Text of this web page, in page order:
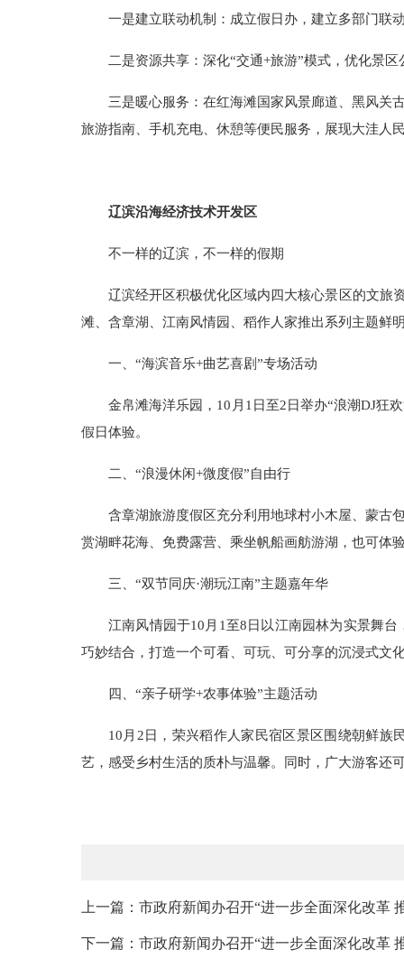
一是建立联动机制：成立假日办，建立多部门联
二是资源共享：深化“交通+旅游”模式，优化景
三是暖心服务：在红海滩国家风景廊道、黑风关
旅游指南、手机充电、休憩等便民服务，展现大洼人
辽滨沿海经济技术开发区
不一样的辽滨，不一样的假期
辽滨经开区积极优化区域内四大核心景区的文旅
滩、含章湖、江南风情园、稻作人家推出系列主题鲜
一、 “海滨音乐+曲艺喜剧”专场活动
金帛滩海洋乐园，10月1日至2日举办“浪潮DJ狂
假日体验。
二、 “浪漫休闲+微度假”自由行
含章湖旅游度假区充分利用地球村小木屋、蒙古
赏湖畔花海、免费露营、乘坐帆船画舫游湖，也可体
三、 “双节同庆·潮玩江南”主题嘉年华
江南风情园于10月1至8日以江南园林为实景舞
巧妙结合，打造一个可看、可玩、可分享的沉浸式文
四、 “亲子研学+农事体验”主题活动
10月2日，荣兴稻作人家民宿区景区围绕朝鲜族
艺，感受乡村生活的质朴与温馨。同时，广大游客还
上一篇：市政府新闻办召开“进一步全面深化改革
下一篇：市政府新闻办召开“进一步全面深化改革